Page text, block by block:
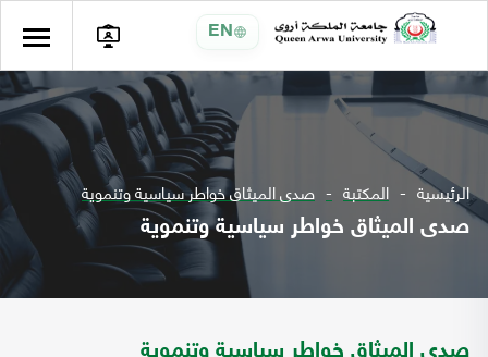
EN
الرئيسية المكتبة صدى الميثاق خواطر سياسية وتنموية
صدى الميثاق خواطر سياسية وتنموية
صدى الميثاق خواطر سياسية وتنموية